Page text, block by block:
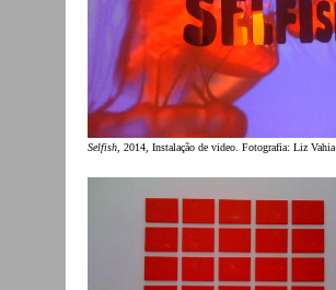
Selfish , 2014, Instalação de video. Fotografia: Liz Vahia